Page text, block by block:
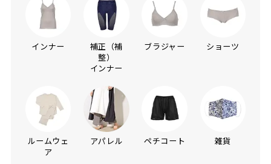
インナー
補正（補
整）
インナー
ブラジャー ショーツ
ルームウェ
ア
アパレル ペチコート 雑貨